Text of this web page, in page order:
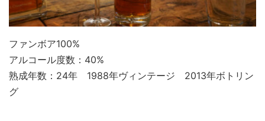
ファンボア100%
アルコール度数：40%
熟成年数：24年 1988年ヴィンテージ 2013年ボトリン
グ